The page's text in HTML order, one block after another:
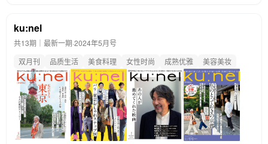
ku:nel
共13期｜最新一期·2024年5月号
双月刊
品质生活 美食料理 女性时尚 成熟优雅 美容美妆